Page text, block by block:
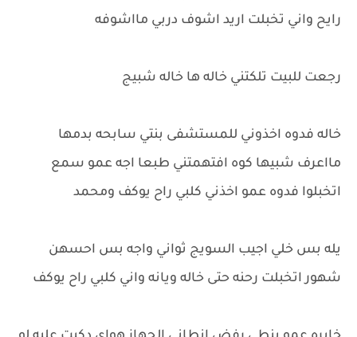
رايح واني تخبلت اريد اشوف دربي مااشوفه
رجعت للبيت تلكتني خاله ها خاله شبيج
خاله فدوه اخذوني للمستشفى بنتي سابحه بدمها
مااعرف شبيها كوه افتهمتني طبعا اجه عمو سمع
اتخبلوا فدوه عمو اخذني كلبي راح يوكف ومحمد
يله بس خلي اجيب السويج ثواني واجه بس احسهن
شهور اتخبلت رحنه حتى خاله ويانه واني كلبي راح يوكف